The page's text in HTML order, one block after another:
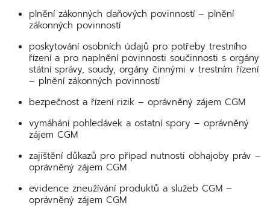
plnění zákonných daňových povinností – plnění
zákonných povinností
poskytování osobních údajů pro potřeby trestního
řízení a pro naplnění povinnosti součinnosti s orgány
státní správy, soudy, orgány činnými v trestním řízení
– plnění zákonných povinností
bezpečnost a řízení rizik – oprávněný zájem CGM
vymáhání pohledávek a ostatní spory – oprávněný
zájem CGM
zajištění důkazů pro případ nutnosti obhajoby práv –
oprávněný zájem CGM
evidence zneužívání produktů a služeb CGM –
oprávněný zájem CGM